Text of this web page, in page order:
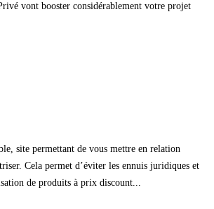
vont booster considérablement votre projet
site permettant de vous mettre en relation
Cela permet d’éviter les ennuis juridiques et
de produits à prix discount...